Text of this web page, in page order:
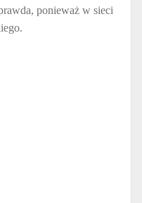
ponieważ w sieci